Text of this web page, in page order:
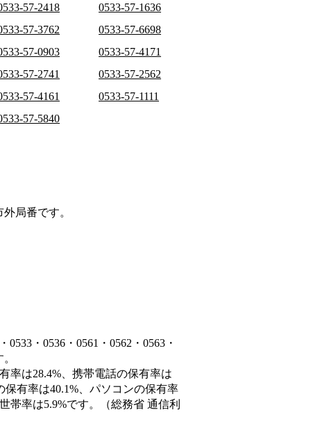
57-2418
0533-57-1636
57-3762
0533-57-6698
57-0903
0533-57-4171
57-2741
0533-57-2562
57-4161
0533-57-1111
57-5840
局番です。
・0536・0561・0562・0563・
率は28.4%、携帯電話の保有率は
有率は40.1%、パソコンの保有率
帯率は5.9%です。（総務省 通信利